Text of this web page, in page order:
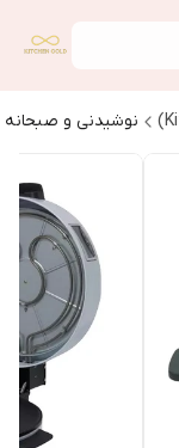
نوشیدنی و صبحانه